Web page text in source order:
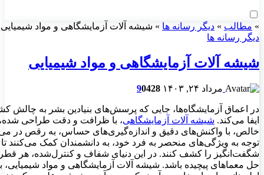
» مطالب » دیگر رسانه ها » شیشه آلات آزمایشگاهی و مواد شیمیایی
دیگر رسانه ها
شیشه آلات آزمایشگاهی و مواد شیمیایی
مرداد ۲۴, ۱۴۰۳ 90428
در اعماق آزمایشگاه‌ها، جایی که پرسش‌های بنیادین بشر به چالش
ایفا می‌کند. شیشه آلات آزمایشگاهی، با ظرافت و دقت طراحی
خالص، با واکنش‌های دقیق و اندازه‌گیری‌های حساس، به رقص در
توجه به ویژگی‌های منحصر به فرد خود، به دانشمندان کمک می‌کنند
شگفت‌انگیز را کشف کنند. در این دنیای شفاف و کنترل‌شده، هر
حل معماهای پیچیده باشد. شیشه آلات آزمایشگاهی و مواد